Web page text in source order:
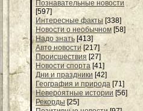
Познавательные новости
[597]
Интересные факты [338]
Новости о необычном [58]
Надо знать [413]
Авто новости [217]
Происшествия [27]
Новости спорта [41]
Дни и праздники [42]
География и природа [71]
Невероятные истории [56]
Рекорды [25]